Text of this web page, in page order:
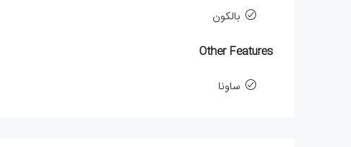
بالكون
Other Features
ساونا